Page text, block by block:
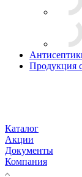
Продукция
Каталог
Акции
Документы
Компания